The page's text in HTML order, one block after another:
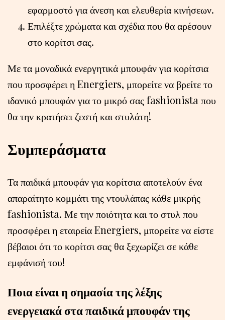
εφαρμοστό για άνεση και ελευθερία κινήσεων.
Επιλέξτε χρώματα και σχέδια που θα αρέσουν
στο κορίτσι σας.
Με τα μοναδικά ενεργητικά μπουφάν για κορίτσια
που προσφέρει η Energiers, μπορείτε να βρείτε το
ιδανικό μπουφάν για το μικρό σας fashionista που
θα την κρατήσει ζεστή και στυλάτη!
Συμπεράσματα
Τα παιδικά μπουφάν για κορίτσια αποτελούν ένα
απαραίτητο κομμάτι της ντουλάπας κάθε μικρής
fashionista. Με την ποιότητα και το στυλ που
προσφέρει η εταιρεία Energiers, μπορείτε να είστε
βέβαιοι ότι το κορίτσι σας θα ξεχωρίζει σε κάθε
εμφάνισή του!
Ποια είναι η σημασία της λέξης
ενεργειακά στα παιδικά μπουφάν της